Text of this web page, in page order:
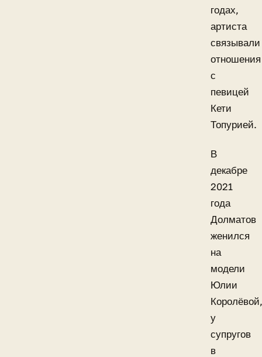
годах,
артиста
связывали
отношения
с
певицей
Кети
Топурией.
В
декабре
2021
года
Долматов
женился
на
модели
Юлии
Королёвой,
у
супругов
в